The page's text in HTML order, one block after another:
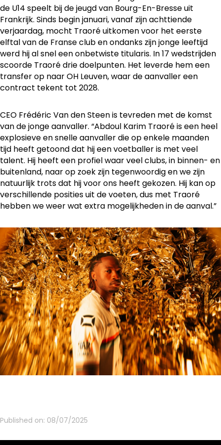
de U14 speelt bij de jeugd van Bourg-En-Bresse uit
Frankrijk. Sinds begin januari, vanaf zijn achttiende
verjaardag, mocht Traoré uitkomen voor het eerste
elftal van de Franse club en ondanks zijn jonge leeftijd
werd hij al snel een onbetwiste titularis. In 17 wedstrijden
scoorde Traoré drie doelpunten. Het leverde hem een
transfer op naar OH Leuven, waar de aanvaller een
contract tekent tot 2028.
CEO Frédéric Van den Steen is tevreden met de komst
van de jonge aanvaller. “Abdoul Karim Traoré is een heel
explosieve en snelle aanvaller die op enkele maanden
tijd heeft getoond dat hij een voetballer is met veel
talent. Hij heeft een profiel waar veel clubs, in binnen- en
buitenland, naar op zoek zijn tegenwoordig en we zijn
natuurlijk trots dat hij voor ons heeft gekozen. Hij kan op
verschillende posities uit de voeten, dus met Traoré
hebben we weer wat extra mogelijkheden in de aanval.”
Published on: 08/07/2025